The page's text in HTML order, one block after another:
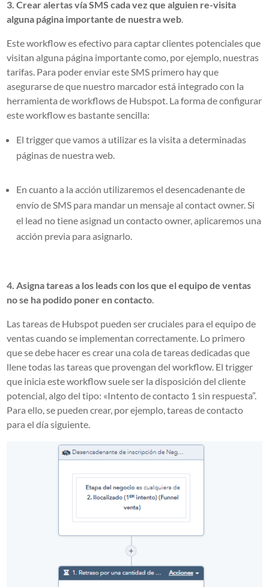
3. Crear alertas vía SMS cada vez que alguien re-visita
alguna página importante de nuestra web
Este workflow es efectivo para captar clientes potenciales que
visitan alguna página importante como, por ejemplo, nuestras
tarifas. Para poder enviar este SMS primero hay que
asegurarse de que nuestro marcador está integrado con la
herramienta de workflows de Hubspot. La forma de configurar
este workflow es bastante sencilla:
El trigger que vamos a utilizar es la visita a determinadas
páginas de nuestra web.
En cuanto a la acción utilizaremos el desencadenante de
envío de SMS para mandar un mensaje al contact owner. Si
el lead no tiene asignad un contacto owner, aplicaremos una
acción previa para asignarlo.
4. Asigna tareas a los leads con los que el equipo de ventas
no se ha podido poner en contacto
Las tareas de Hubspot pueden ser cruciales para el equipo de
ventas cuando se implementan correctamente. Lo primero
que se debe hacer es crear una cola de tareas dedicadas que
llene todas las tareas que provengan del workflow. El trigger
que inicia este workflow suele ser la disposición del cliente
potencial, algo del tipo: «Intento de contacto 1 sin respuesta”.
Para ello, se pueden crear, por ejemplo, tareas de contacto
para el día siguiente.